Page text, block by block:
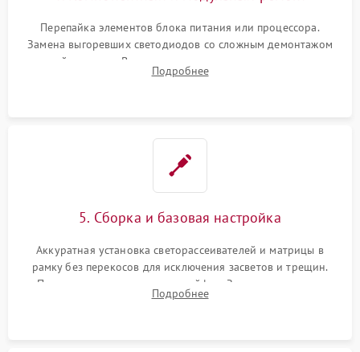
Перепайка элементов блока питания или процессора.
Замена выгоревших светодиодов со сложным демонтажом
хрупкой матрицы. Восстановление поврежденных дорожек,
прошивка микросхем памяти EEPROM
Подробнее
5. Сборка и базовая настройка
Аккуратная установка светорассеивателей и матрицы в
рамку без перекосов для исключения засветов и трещин.
Подключение внутренних шлейфов. Закрытие корпуса.
Сброс настроек и обновление программного обеспечения.
Подробнее